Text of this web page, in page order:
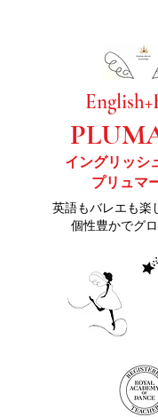
イングリッシ
プリュマ
英語もバレエも楽
個性豊かでグ